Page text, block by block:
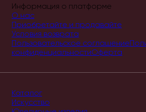
Информация о платформе
О нас
Приобретайте и продавайте
Условия возврата
Пользовательское соглашение
конфиденциальностиОферта
Каталог
Искусство